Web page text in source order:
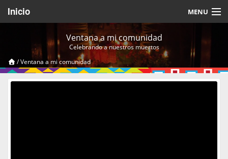
Inicio MENU
Videos Temáticos
Cerrar Sesión
Ventana a mi comunidad
Celebrando a nuestros muertos
/Ventana a mi comunidad